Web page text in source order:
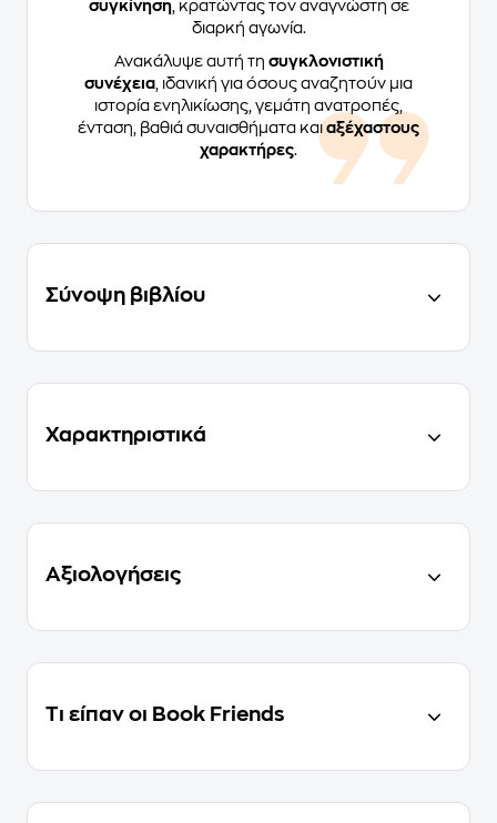
συγκίνηση, κρατώντας τον αναγνώστη σε
διαρκή αγωνία.
Ανακάλυψε αυτή τη συγκλονιστική
συνέχεια , ιδανική για όσους αναζητούν μια
ιστορία ενηλικίωσης, γεμάτη ανατροπές,
ένταση, βαθιά συναισθήματα και αξέχαστους
χαρακτήρες.
Σύνοψη βιβλίου
Χαρακτηριστικά
Αξιολογήσεις
Τι είπαν οι Book Friends